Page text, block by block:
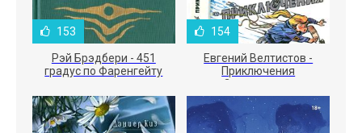
153
Рэй Брэдбери - 451
градус по Фаренгейту
154
Евгений Велтистов -
Приключения
Электроника